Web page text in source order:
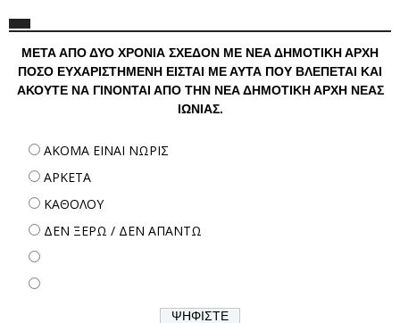
ΜΕΤΑ ΑΠΟ ΔΥΟ ΧΡΟΝΙΑ ΣΧΕΔΟΝ ΜΕ ΝΕΑ ΔΗΜΟΤΙΚΗ ΑΡΧΗ
ΠΟΣΟ ΕΥΧΑΡΙΣΤΗΜΕΝΗ ΕΙΣΤΑΙ ΜΕ ΑΥΤΑ ΠΟΥ ΒΛΕΠΕΤΑΙ ΚΑΙ
ΑΚΟΥΤΕ ΝΑ ΓΙΝΟΝΤΑΙ ΑΠΟ ΤΗΝ ΝΕΑ ΔΗΜΟΤΙΚΗ ΑΡΧΗ ΝΕΑΣ
ΙΩΝΙΑΣ.
ΑΚΟΜΑ ΕΙΝΑΙ ΝΩΡΙΣ
ΑΡΚΕΤΑ
ΚΑΘΟΛΟΥ
ΔΕΝ ΞΕΡΩ / ΔΕΝ ΑΠΑΝΤΩ